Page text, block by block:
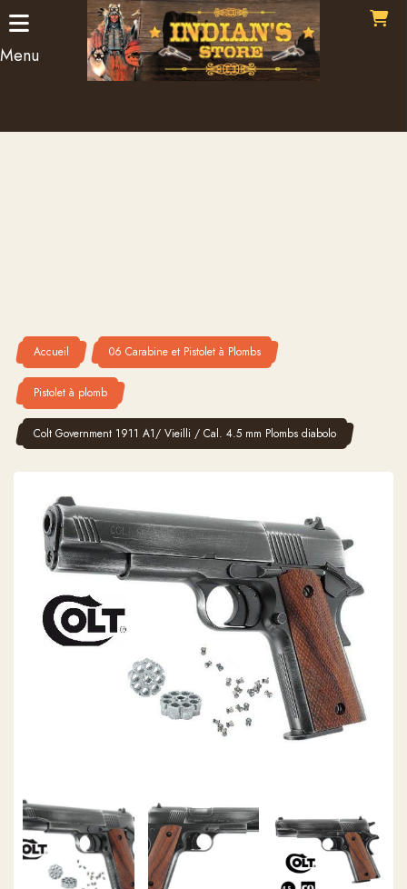
Menu
Accueil 06 Carabine et Pistolet à Plombs
Pistolet à plomb
Colt Government 1911 A1/ Vieilli / Cal. 4.5 mm Plombs diabolo